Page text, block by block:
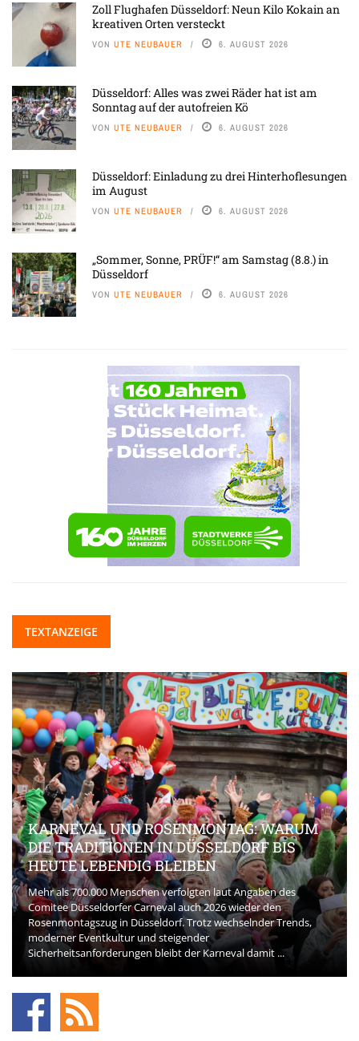
Zoll Flughafen Düsseldorf: Neun Kilo Kokain an
kreativen Orten versteckt
VON UTE NEUBAUER 6. AUGUST 2026
Düsseldorf: Alles was zwei Räder hat ist am
Sonntag auf der autofreien Kö
VON UTE NEUBAUER 6. AUGUST 2026
Düsseldorf: Einladung zu drei Hinterhoflesungen
im August
VON UTE NEUBAUER 6. AUGUST 2026
„Sommer, Sonne, PRÜF!“ am Samstag (8.8.) in
Düsseldorf
VON UTE NEUBAUER 6. AUGUST 2026
TEXTANZEIGE
KARNEVAL UND ROSENMONTAG: WARUM
DIE TRADITIONEN IN DÜSSELDORF BIS
HEUTE LEBENDIG BLEIBEN
Mehr als 700.000 Menschen verfolgten laut Angaben des
Comitee Düsseldorfer Carneval auch 2026 wieder den
Rosenmontagszug in Düsseldorf. Trotz wechselnder Trends,
moderner Eventkultur und steigender
Sicherheitsanforderungen bleibt der Karneval damit ...